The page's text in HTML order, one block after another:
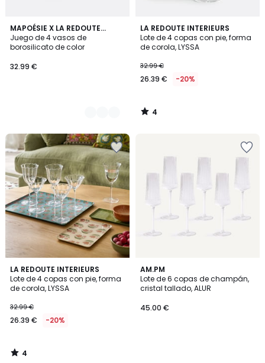
MAPOÉSIE X LA REDOUTE
INTÉRIEURS
Juego de 4 vasos de
borosilicato de color
32.99 €
2
Colores
LA REDOUTE INTERIEURS
Lote de 4 copas con pie, forma
de corola, LYSSA
32.99 €
26.39 € -20%
4
/
5
4
/
LA REDOUTE INTERIEURS
Lote de 4 copas con pie, forma
de corola, LYSSA
32.99 €
26.39 € -20%
4
/
5
4
/
AM.PM
Lote de 6 copas de champán,
cristal tallado, ALUR
45.00 €